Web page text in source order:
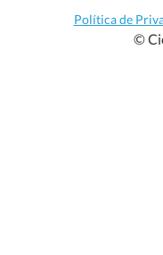
Política de
©